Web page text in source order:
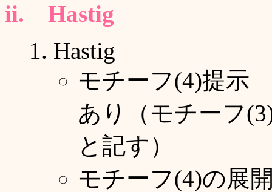
ii. Hastig
Hastig
モチーフ(4)提示
あり（モチーフ
と記す）
モチーフ(4)の展